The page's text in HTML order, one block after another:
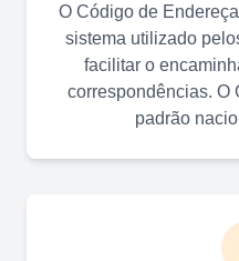
O Código de
sistema utilizado
facilitar o
correspondências. O
padrão